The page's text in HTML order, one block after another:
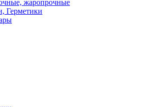
жаропрочные
Герметики